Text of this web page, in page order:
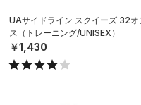
UAサイドライン スクイーズ 32オ
ス（トレーニング/UNISEX）
￥1,430